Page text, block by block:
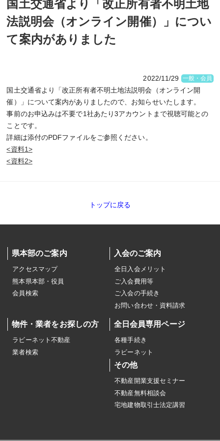
国土交通省より「改正所有者不明土地
法説明会（オンライン開催）」につい
て案内がありました
2022/11/29 一般・会員
国土交通省より「改正所有者不明土地法説明会（オンライン開
催）」について案内がありましたので、お知らせいたします。
事前のお申込みは不要で1社あたり3アカウントまで視聴可能との
ことです。
詳細は添付のPDFファイルをご参照ください。
<資料1>
<資料2>
トップに戻る
県本部のご案内
アクセスマップ
熊本県本部・役員
会員検索
入会のご案内
全日入会メリット
ご入会費用等
ご入会の手続き
お問い合わせ・資料請求
物件・業者をお探しの方
ラビーネット不動産
業者検索
全日会員専用ページ
各種手続き
ラビーネット
その他
不動産開業支援セミナー
不動産無料相談会
宅地建物取引士法定講習